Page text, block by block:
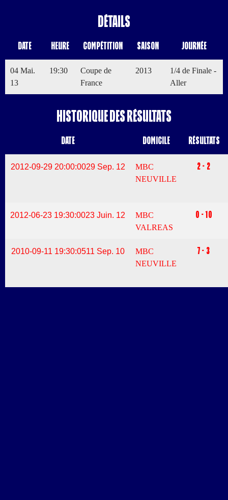
Détails
Date Heure Compétition Saison Journée
04 Mai.
13
19:30
Coupe de
France
2013
1/4 de Finale -
Aller
Historique des résultats
Date Domicile Résultats
2012-09-29 20:00:0029 Sep. 12
MBC
NEUVILLE
2 - 2
2012-06-23 19:30:0023 Juin. 12
MBC
VALREAS
0 - 10
2010-09-11 19:30:0511 Sep. 10
MBC
NEUVILLE
7 - 3